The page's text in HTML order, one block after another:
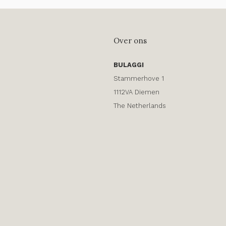
Over ons
BULAGGI
Stammerhove 1
1112VA Diemen
The Netherlands